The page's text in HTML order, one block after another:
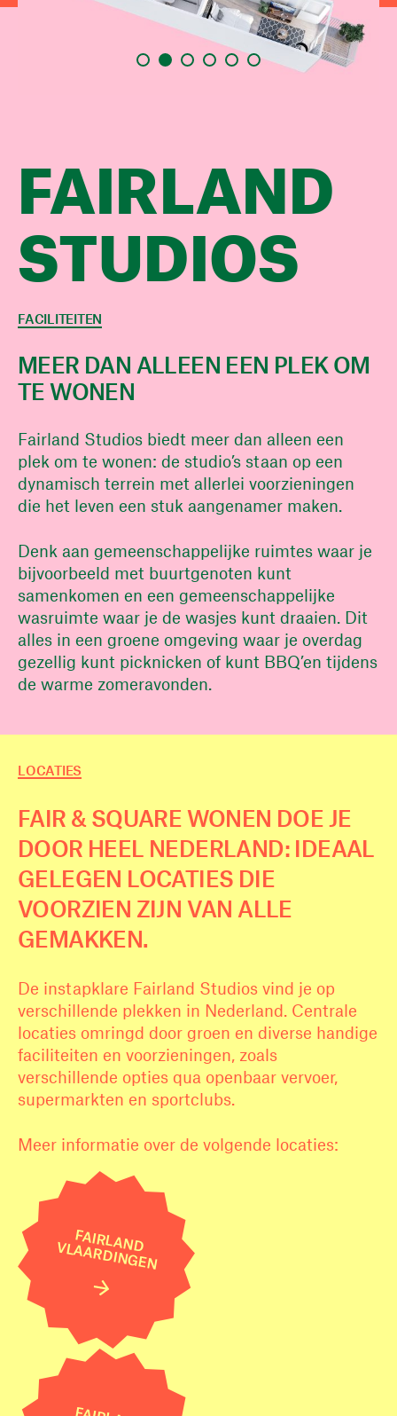
FAIRLAND
STUDIOS
FACILITEITEN
MEER DAN ALLEEN EEN PLEK OM
TE WONEN
Fairland Studios biedt meer dan alleen een
plek om te wonen: de studio’s staan op een
dynamisch terrein met allerlei voorzieningen
die het leven een stuk aangenamer maken.
Denk aan gemeenschappelijke ruimtes waar je
bijvoorbeeld met buurtgenoten kunt
samenkomen en een gemeenschappelijke
wasruimte waar je de wasjes kunt draaien. Dit
alles in een groene omgeving waar je overdag
gezellig kunt picknicken of kunt BBQ’en tijdens
de warme zomeravonden.
LOCATIES
FAIR & SQUARE WONEN DOE JE
DOOR HEEL NEDERLAND: IDEAAL
GELEGEN LOCATIES DIE
VOORZIEN ZIJN VAN ALLE
GEMAKKEN.
De instapklare Fairland Studios vind je op
verschillende plekken in Nederland. Centrale
locaties omringd door groen en diverse handige
faciliteiten en voorzieningen, zoals
verschillende opties qua openbaar vervoer,
supermarkten en sportclubs.
Meer informatie over de volgende locaties:
FAIRLAND
VLAARDINGEN